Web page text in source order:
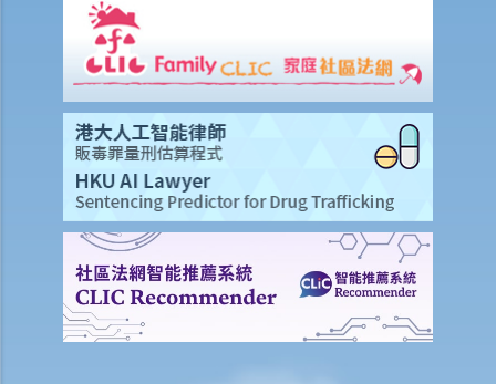
J. 变性人的婚姻
1. 我在香港合法结婚。如果后来我的配偶变性，我的婚姻还有效吗？
K. 同性婚姻／公民伙伴关系
1. 于海外结婚的同性伴侣在香港享有的权益及福利
2. 同性伴侣需要回到他们结婚的国家才能离婚吗？他们是否需要向香港
政府更新婚姻状况为离婚？
L. 假结婚
1. 假结婚可以被起诉那些刑事罪行以及刑罚是甚么？
2. 如何证明一段婚姻是假结婚？
3. 如果我涉及假结婚，这是否自动意味着婚姻为无效？